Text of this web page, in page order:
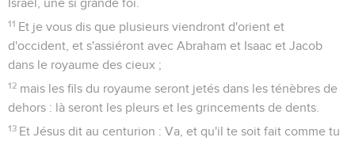
Israël, une si grande foi.
11 Et je vous dis que plusieurs viendront d'orient et
d'occident, et s'assiéront avec Abraham et Isaac et Jacob
dans le royaume des cieux ;
12 mais les fils du royaume seront jetés dans les ténèbres de
dehors : là seront les pleurs et les grincements de dents.
13 Et Jésus dit au centurion : Va, et qu'il te soit fait comme tu